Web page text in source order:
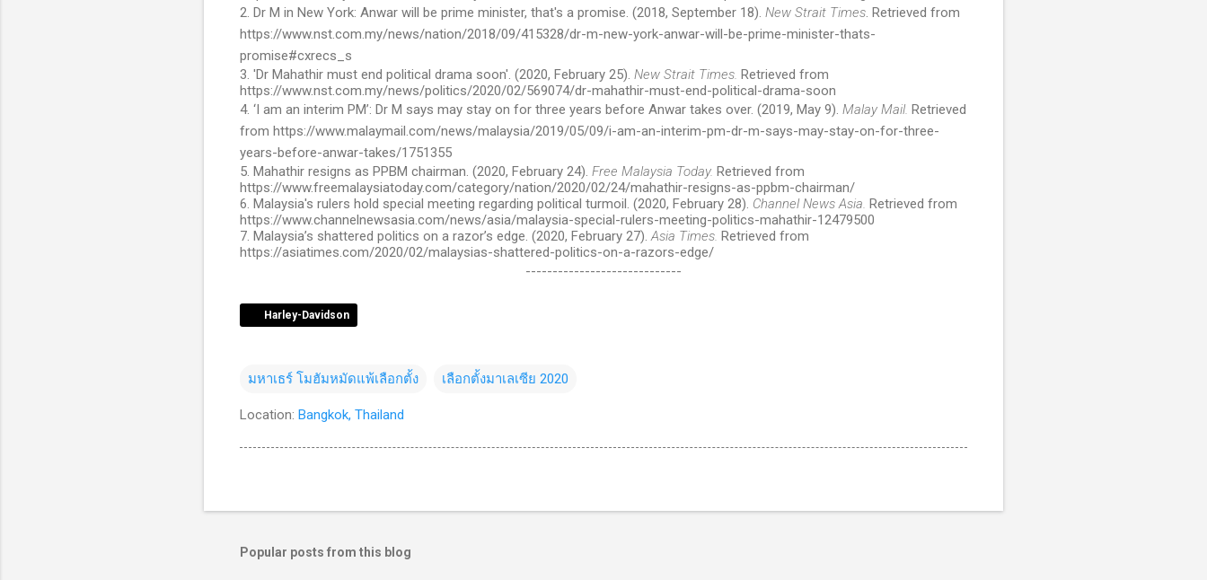
2. Dr M in New York: Anwar will be prime minister, that's a promise. (2018, September 18). New Strait Times. Retrieved from
https://www.nst.com.my/news/nation/2018/09/415328/dr-m-new-york-anwar-will-be-prime-minister-thats-
promise#cxrecs_s
3. 'Dr Mahathir must end political drama soon'. (2020, February 25). New Strait Times. Retrieved from
https://www.nst.com.my/news/politics/2020/02/569074/dr-mahathir-must-end-political-drama-soon
4. ‘I am an interim PM’: Dr M says may stay on for three years before Anwar takes over. (2019, May 9). Malay Mail. Retrieved
from https://www.malaymail.com/news/malaysia/2019/05/09/i-am-an-interim-pm-dr-m-says-may-stay-on-for-three-
years-before-anwar-takes/1751355
5. Mahathir resigns as PPBM chairman. (2020, February 24). Free Malaysia Today. Retrieved from
https://www.freemalaysiatoday.com/category/nation/2020/02/24/mahathir-resigns-as-ppbm-chairman/
6. Malaysia's rulers hold special meeting regarding political turmoil. (2020, February 28). Channel News Asia. Retrieved from
https://www.channelnewsasia.com/news/asia/malaysia-special-rulers-meeting-politics-mahathir-12479500
7. Malaysia’s shattered politics on a razor’s edge. (2020, February 27).Asia Times. Retrieved from
https://asiatimes.com/2020/02/malaysias-shattered-politics-on-a-razors-edge/
-----------------------------
Harley-Davidson
มหาเธร์ โมฮัมหมัดแพ้เลือกตั้ง เลือกตั้งมาเลเซีย 2020
Location: Bangkok, Thailand
Popular posts from this blog